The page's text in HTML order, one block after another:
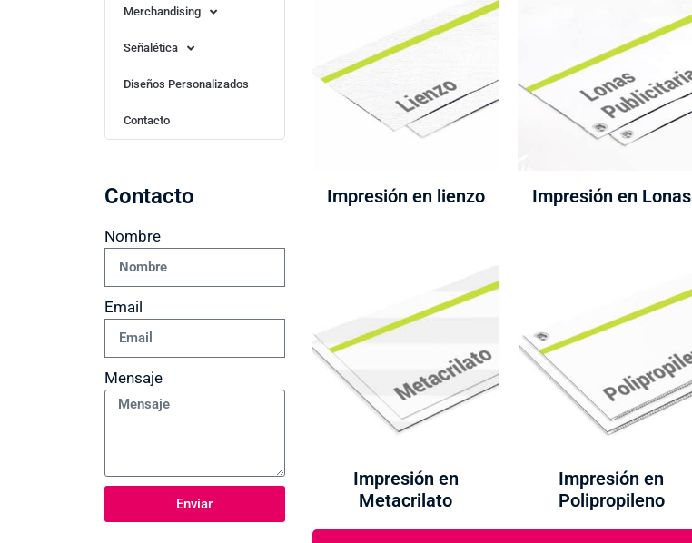
Merchandising
Señalética
Diseños Personalizados
Contacto
Contacto
Nombre
Email
Mensaje
Enviar
Impresión en lienzo Impresión en Lonas
Impresión en
Metacrilato
Impresión en
Polipropileno